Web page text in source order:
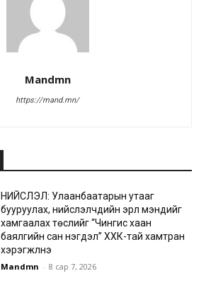
Mandmn
https://mand.mn/
НИЙСЛЭЛ: Улаанбаатарын утааг
бууруулах, нийслэлчүүдийн эрүүл мэндийг
хамгаалах төслийг “Чингис хаан
баялгийн сан нэгдэл” ХХК-тай хамтран
хэрэгжүүлнэ
Mandmn - 8 сар 7, 2026